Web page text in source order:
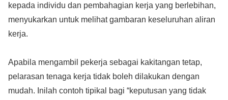
kepada individu dan pembahagian kerja yang berlebihan,
menyukarkan untuk melihat gambaran keseluruhan aliran
kerja.
Apabila mengambil pekerja sebagai kakitangan tetap,
pelarasan tenaga kerja tidak boleh dilakukan dengan
mudah. Inilah contoh tipikal bagi “keputusan yang tidak